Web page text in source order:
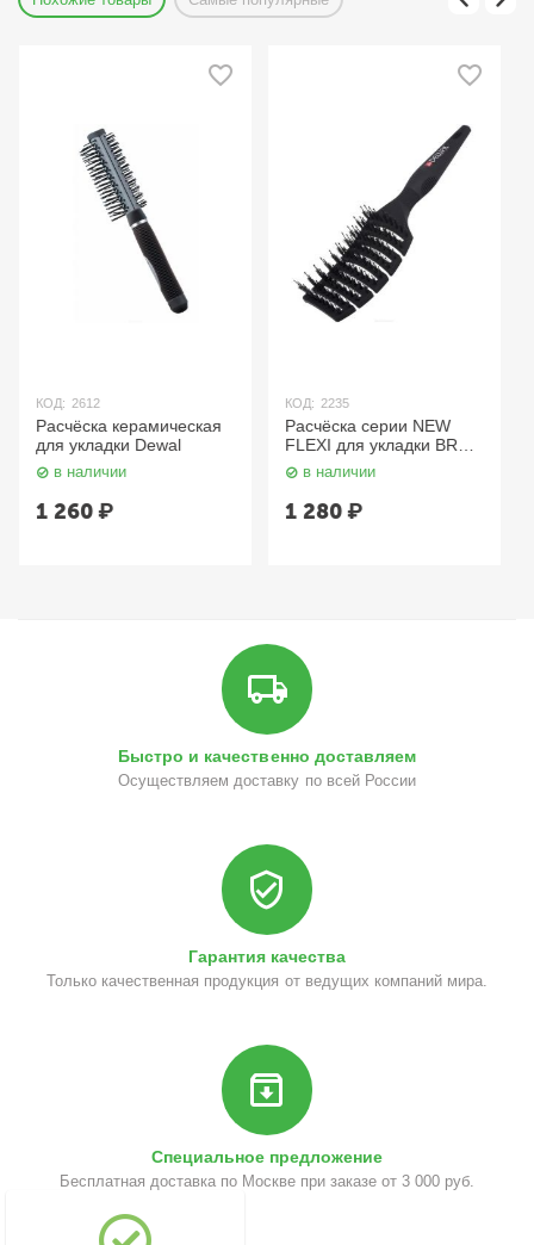
КОД: 2612
Расчёска керамическая
для укладки Dewal
в наличии
1 260₽
КОД: 2235
Расчёска серии NEW
FLEXI для укладки BRZ-
101 Dewal
в наличии
1 280₽
Быстро и качественно доставляем
Осуществляем доставку по всей России
Гарантия качества
Только качественная продукция от ведущих компаний мира.
Специальное предложение
Бесплатная доставка по Москве при заказе от 3 000 руб.